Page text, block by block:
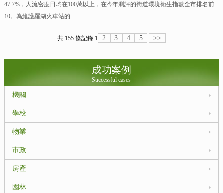
47.7%，人流密度日均在100萬以上，在今年測評的街道環境衛生指數全市排名前
10。為維護羅湖火車站的...
共 155 條記錄 1 2 3 4 5 >>
成功案例
Successful cases
機關
學校
物業
市政
房產
園林